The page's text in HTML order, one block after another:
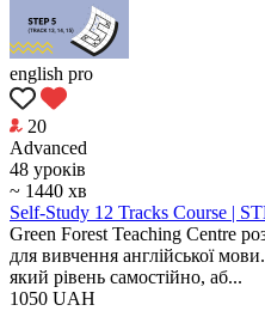
english pro
20
Аdvanced
48 уроків
~ 1440 хв
Self-Study 12 Tracks Course |
Green Forest Teaching Centre
для вивчення англійської
який рівень самостійно, аб...
1050 UAH